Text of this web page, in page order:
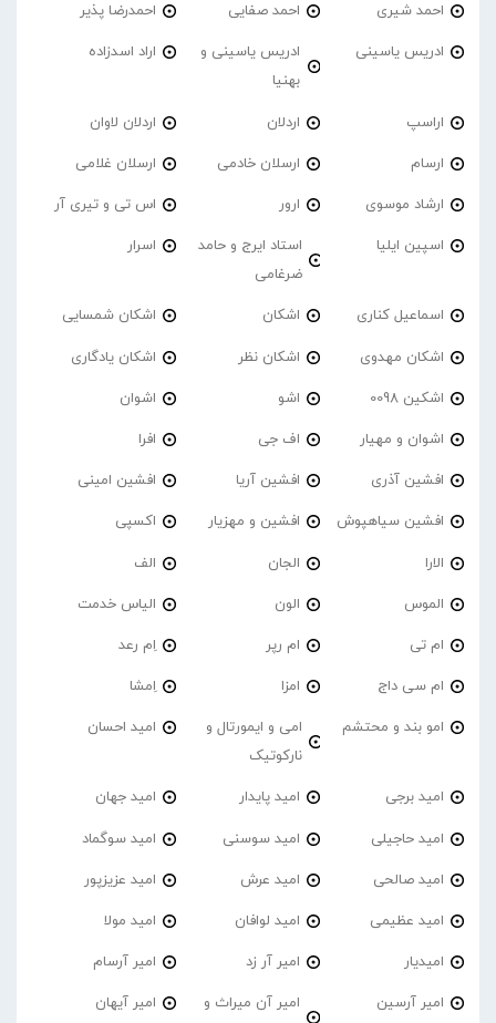
احمد شیری احمد صفایی احمدرضا پذیر
ادریس یاسینی
ادریس یاسینی و
بهنیا
اراد اسدزاده
اراسپ اردلان اردلان لاوان
ارسام ارسلان خادمی ارسلان غلامی
ارشاد موسوی ارور اس تی و تیری آر
اسپین ایلیا
استاد ایرج و حامد
ضرغامی
اسرار
اسماعیل کناری اشکان اشکان شمسایی
اشکان مهدوی اشکان نظر اشکان یادگاری
اشکین 0098 اشو اشوان
اشوان و مهیار اف جی افرا
افشین آذری افشین آریا افشین امینی
افشین سیاهپوش افشین و مهزیار اکسپی
الارا الجان الف
الموس الون الیاس خدمت
ام تی ام رپر اِم رعد
ام سی داج امزا اِمشا
امو بند و محتشم
امی و ایمورتال و
نارکوتیک
امید احسان
امید برجی امید پایدار امید جهان
امید حاجیلی امید سوسنی امید سوگماد
امید صالحی امید عرش امید عزیزپور
امید عظیمی امید لوافان امید مولا
امیدیار امیر آر زد امیر آرسام
امیر آرسین
امیر آن میراث و
امیر آیهان